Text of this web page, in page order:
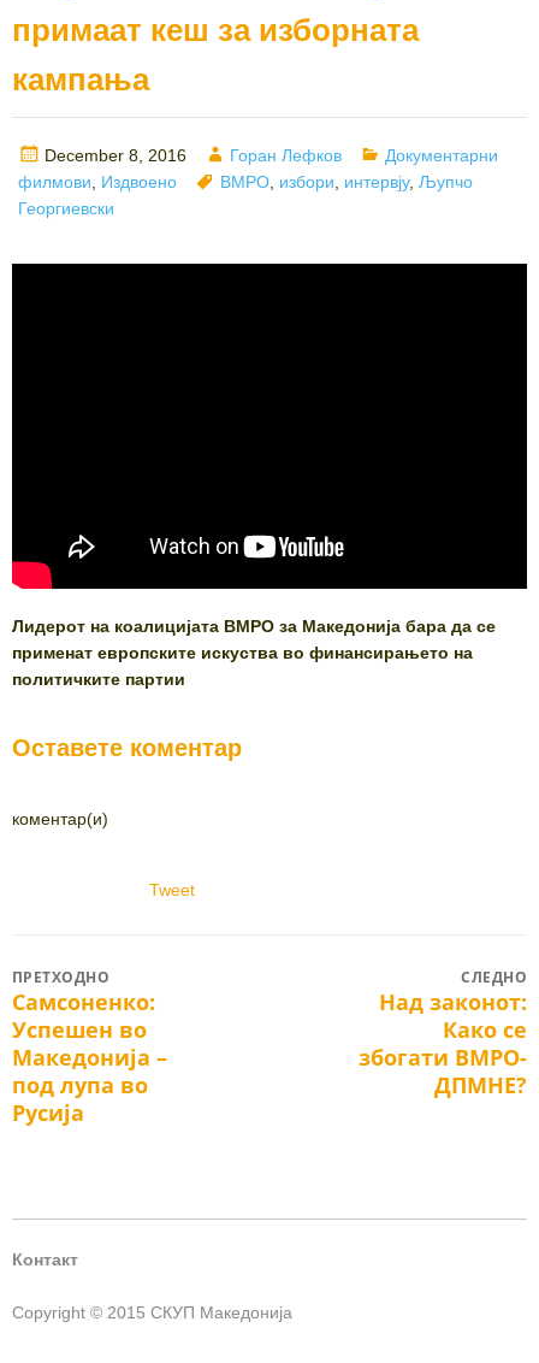
примаат кеш за изборната
кампања
Posted
on
December 8, 2016 Author
Горан Лефков Categories
Документарни
филмови
Издвоено Tags
ВМРО избори интервју, Љупчо
Георгиевски
Лидерот на коалицијата ВМРО за Македонија бара да се
применат европските искуства во финансирањето на
политичките партии
Оставете коментар
коментар(и)
Tweet
Post
navigation
ПРЕТХОДНО
Previous
post:
Самсоненко:
Успешен во
Македонија –
под лупа во
Русија
СЛЕДНО
NextНад законот:
Како се
збогати ВМРО-
ДПМНЕ?
Контакт
Copyright © 2015 СКУП Македонија